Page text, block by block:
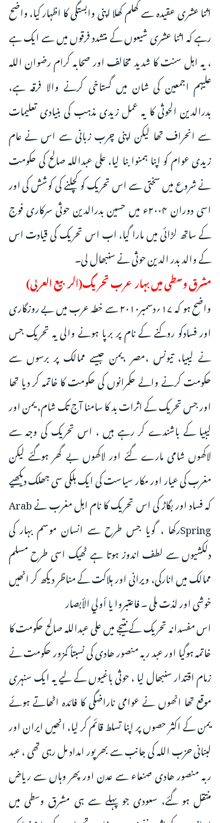
اثنا عشری عقیدہ سے کھلم کھلا اپنی وابستگی کا اظہار کیا، واضح
رہے کہ اثنا عشری شیعوں کے متشدد فرقوں میں سے ایک ہے
، یہ اہل سنت کا شدید مخالف اور صحابہ کرام رضوان اللہ
علیہم اجمعین کی شان میں گستاخی کرنے والا فرقہ ہے،
بدرالدین الحوثی کا یہ عمل زیدی مذہب کی بنیادی تعلیمات
سے انحراف تھا لیکن اپنی چرب زبانی سے اس نے عام
زیدی عوام کو اپنا ہمنوا بنا لیا، علی عبداللہ صالح کی حکومت
نے شروع میں سختی سے اس تحریک کو کچلنے کی کوشش کی اور
اسی دوران ۲۰۰۴ء میں حسین بدرالدین حوثی سرکاری فوج
کے ساتھ لڑائی میں مارا گیا، اب اس تحریک کی قیادت اس
کے والد بدر الدین حوثی نے سنبھال لی۔
مشرق وسطی میں بہار عرب تحریک(الربيع العربی)
واضح ہو کہ ۱۷؍دسمبر۲۰۱۰ سے خطہ عرب میں بے روزگاری
اور فسادکو روکنے کے نام پر برپا ہونے والی یہ تحریک جس
نے لیبیا، تیونس ،مصر ،یمن جیسے ممالک پر برسوں سے
حکومت کرنے والے حکمرانوں کی حکومت کا خاتمہ کر دیا تھا
اور جس تحریک کے اثرات بد کا سامنا آج تک شام، یمن اور
لیبیا کے باشندے کر رہے ہیں ، اس تحریک کی وجہ سے
لاکھوں شامی مارے گئے اور لاکھوں بے گھر ہوگئے لیکن
مغرب کی عیار اور مکار سیاست کی ایک ہلکی سی جھلک دیکھیے
کہ فساد اور بگاڑ کی اس تحریک کا نام اہل مغرب نے Arab
Springرکھا ، گویا جس طرح سے انسان موسم بہار کی
دلکشیوں سے لطف اندوز ہوتا ہے ٹھیک اسی طرح مسلم
ممالک میں انارکی، ویرانی اور ہلاکت کے مناظر دیکھ کر انھیں
خوشی اور لذت ملی ۔ فاعتبروا يا أولي الأبصار
اس مفسدانہ تحریک کے نتیجے میں على عبدالله صالح حکومت کا
خاتمہ ہوگیا اور عبد ربہ منصور ھادی کی نسبتاً کمزور حکومت نے
زمام اقتدار سنبھال لیا ، حوثی باغیوں کے لیے یہ ایک سنہری
موقع تھا انھوں نے عوامی ناراضگی کا فائدہ اٹھاتے ہوئے
یمن کے اکثر حصوں پر اپنا تسلط قائم کر لیا، انھیں ایران اور
لبنانی حزب اللہ کی جانب سے بھرپور امداد مل رہی تھی ، عبد
ربہ منصور ھادی صنعاء سے عدن اور پھر وہاں سے ریاض
منتقل ہو گئے، سعودی جو پہلے سے ہی مشرق وسطی میں